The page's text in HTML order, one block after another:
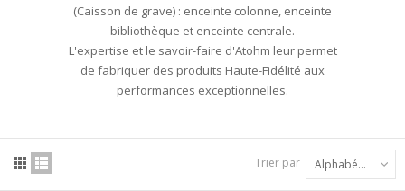
(Caisson de grave) : enceinte colonne, enceinte
bibliothèque et enceinte centrale.
L'expertise et le savoir-faire d'Atohm leur permet
de fabriquer des produits Haute-Fidélité aux
performances exceptionnelles.
Trier par Alphabétique : A à Z